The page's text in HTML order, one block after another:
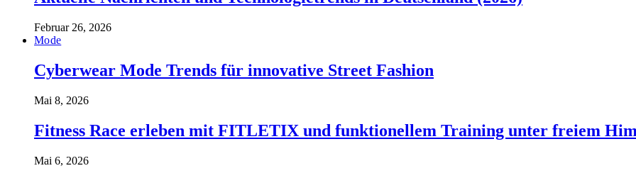
Februar 26, 2026
Mode
Cyberwear Mode Trends für innovative Street Fashion
Mai 8, 2026
Fitness Race erleben mit FITLETIX und funktionellem Training unter freiem
Mai 6, 2026